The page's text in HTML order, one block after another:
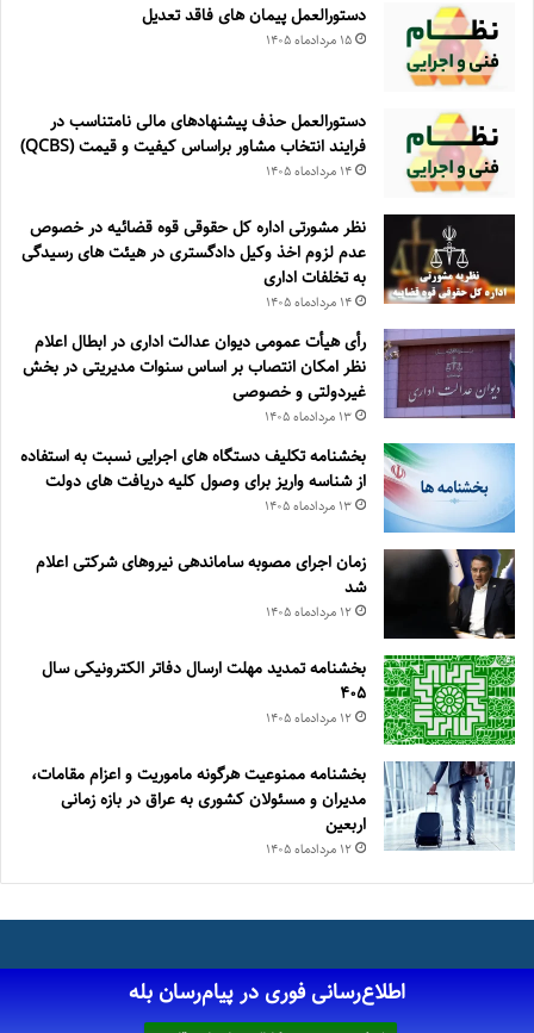
دستورالعمل پیمان های فاقد تعدیل
۱۵ مرداد‌ماه ۱۴۰۵
دستورالعمل حذف پيشنهادهای مالی نامتناسب در
فرايند انتخاب مشاور براساس كيفيت و قيمت (QCBS)
۱۴ مرداد‌ماه ۱۴۰۵
نظر مشورتی اداره کل حقوقی قوه قضائیه در خصوص
عدم لزوم اخذ وکیل دادگستری در هیئت های رسیدگی
به تخلفات اداری
۱۴ مرداد‌ماه ۱۴۰۵
رأی هیأت عمومی دیوان عدالت اداری در ابطال اعلام
نظر امکان انتصاب بر اساس سنوات مدیریتی در بخش
غیردولتی و خصوصی
۱۳ مرداد‌ماه ۱۴۰۵
بخشنامه تکلیف دستگاه های اجرایی نسبت به استفاده
از شناسه واریز برای وصول کلیه دریافت های دولت
۱۳ مرداد‌ماه ۱۴۰۵
زمان اجرای مصوبه ساماندهی نیروهای شرکتی اعلام
شد
۱۲ مرداد‌ماه ۱۴۰۵
بخشنامه تمدید مهلت ارسال دفاتر الکترونیکی سال
۴۰۵
۱۲ مرداد‌ماه ۱۴۰۵
بخشنامه ممنوعیت هرگونه ماموریت و اعزام مقامات،
مدیران و مسئولان کشوری به عراق در بازه زمانی
اربعین
۱۲ مرداد‌ماه ۱۴۰۵
اطلاع‌رسانی فوری در پیام‌رسان بله